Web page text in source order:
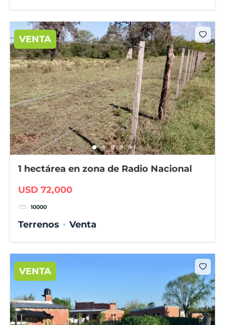
VENTA
1 hectárea en zona de Radio Nacional
USD 72,000
10000
Terrenos Venta
VENTA